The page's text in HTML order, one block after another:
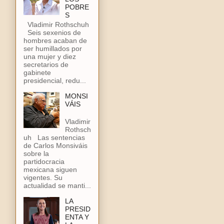
POBRE
S
Vladimir Rothschuh
Seis sexenios de
hombres acaban de
ser humillados por
una mujer y diez
secretarios de
gabinete
presidencial, redu...
MONSI
VÁIS
Vladimir
Rothsch
uh Las sentencias
de Carlos Monsiváis
sobre la
partidocracia
mexicana siguen
vigentes. Su
actualidad se manti...
LA
PRESID
ENTA Y